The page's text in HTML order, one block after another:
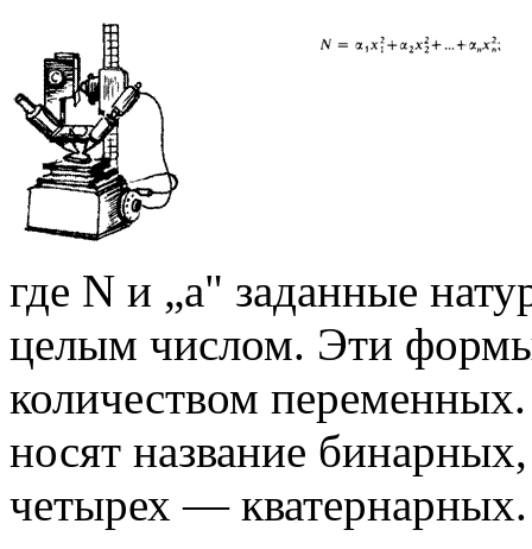
где N и „а" заданные
целым числом. Эти формы
количеством
носят название
четырех — кватернарных.